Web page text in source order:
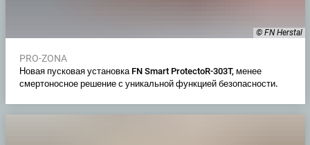
© FN Herstal
PRO-ZONA
Новая пусковая установка FN Smart ProtectoR-303T, менее
смертоносное решение с уникальной функцией безопасности.